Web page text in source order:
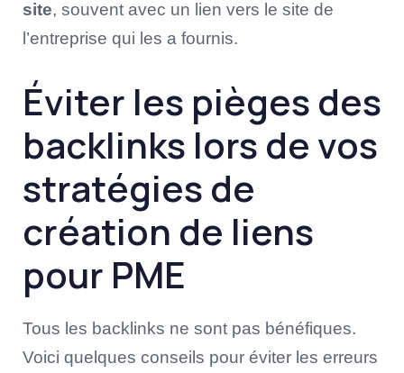
site, souvent avec un lien vers le site de
l’entreprise qui les a fournis.
Éviter les pièges des
backlinks lors de vos
stratégies de
création de liens
pour PME
Tous les backlinks ne sont pas bénéfiques.
Voici quelques conseils pour éviter les erreurs